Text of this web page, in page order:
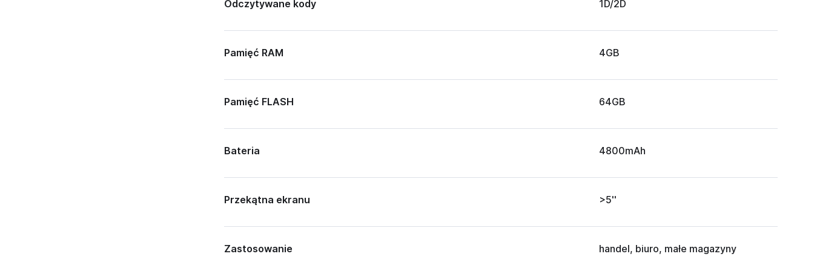
Odczytywane kody 1D/2D
Pamięć RAM 4GB
Pamięć FLASH 64GB
Bateria 4800mAh
Przekątna ekranu >5''
Zastosowanie handel, biuro, małe magazyny